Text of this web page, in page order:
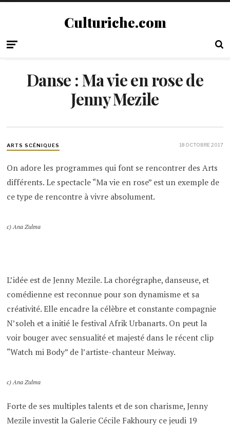
Culturiche.com
Danse : Ma vie en rose de
Jenny Mezile
ARTS SCÉNIQUES 18 OCTOBRE 2017
On adore les programmes qui font se rencontrer des Arts
différents. Le spectacle “Ma vie en rose” est un exemple de
ce type de rencontre à vivre absolument.
c) Ana Zulma
L’idée est de Jenny Mezile. La chorégraphe, danseuse, et
comédienne est reconnue pour son dynamisme et sa
créativité. Elle encadre la célèbre et constante compagnie
N’soleh et a initié le festival Afrik Urbanarts. On peut la
voir bouger avec sensualité et majesté dans le récent clip
“Watch mi Body” de l’artiste-chanteur Meiway.
c) Ana Zulma
Forte de ses multiples talents et de son charisme, Jenny
Mezile investit la Galerie Cécile Fakhoury ce jeudi 19